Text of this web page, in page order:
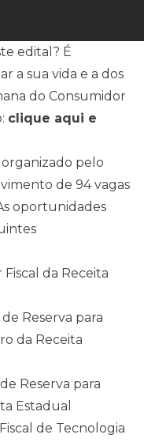
edital? É
a sua vida e a dos
do Consumidor
clique aqui e
pelo
de 94 vagas
oportunidades
da Receita
Reserva para
da Receita
Reserva para
Estadual
de Tecnologia